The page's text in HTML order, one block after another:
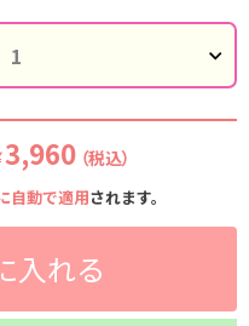
3,960 （税込）
自動で適用されます。
入れる